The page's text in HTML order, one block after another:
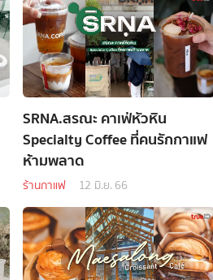
SRNA.สรณะ คาเฟ่หัวหิน
Specialty Coffee ที่คนรักกาแฟ
ห้ามพลาด
ร้านกาแฟ 12 มิ.ย. 66